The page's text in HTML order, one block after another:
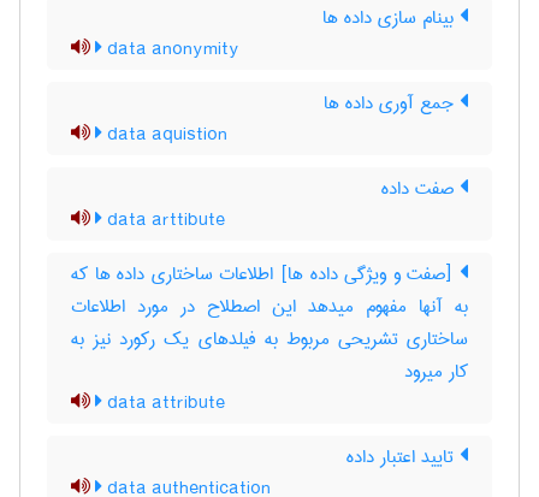
بینام سازی داده ها
data anonymity
جمع آوری داده ها
data aquistion
صفت داده
data arttibute
[صفت و ویژگی داده ها] اطلاعات ساختاری داده ها که
به آنها مفهوم میدهد این اصطلاح در مورد اطلاعات
ساختاری تشریحی مربوط به فیلدهای یک رکورد نیز به
کار میرود
data attribute
تایید اعتبار داده
data authentication